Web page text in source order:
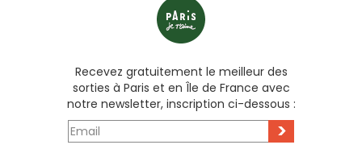
Recevez gratuitement le meilleur des
sorties à Paris et en Île de France avec
notre newsletter, inscription ci-dessous :
>